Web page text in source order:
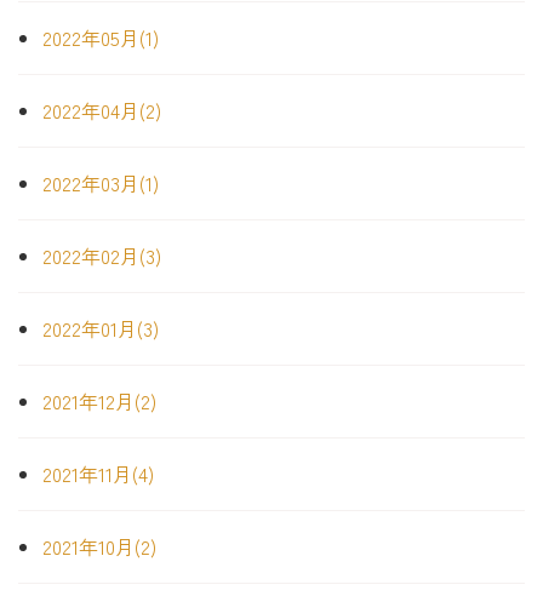
2022年05月(1)
2022年04月(2)
2022年03月(1)
2022年02月(3)
2022年01月(3)
2021年12月(2)
2021年11月(4)
2021年10月(2)